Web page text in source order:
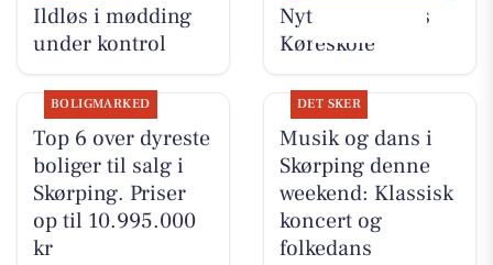
Ildløs i mødding
under kontrol
Nyt fra Kudahls
Køreskole
BOLIGMARKED
Top 6 over dyreste
boliger til salg i
Skørping. Priser
op til 10.995.000
kr
DET SKER
Musik og dans i
Skørping denne
weekend: Klassisk
koncert og
folkedans